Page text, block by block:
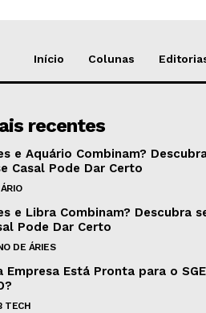
Início Colunas
recentes
e Aquário Combinam?
Casal Pode Dar Certo
e Libra Combinam? Descubra
Pode Dar Certo
DE ÁRIES
Empresa Está Pronta para o
TECH